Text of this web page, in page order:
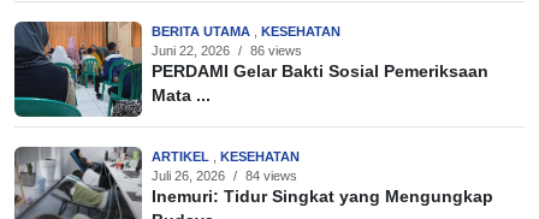
BERITA UTAMA
KESEHATAN
Juni 22, 2026 / 86 views
PERDAMI Gelar Bakti Sosial Pemeriksaan
Mata ...
ARTIKEL
KESEHATAN
Juli 26, 2026 / 84 views
Inemuri: Tidur Singkat yang Mengungkap